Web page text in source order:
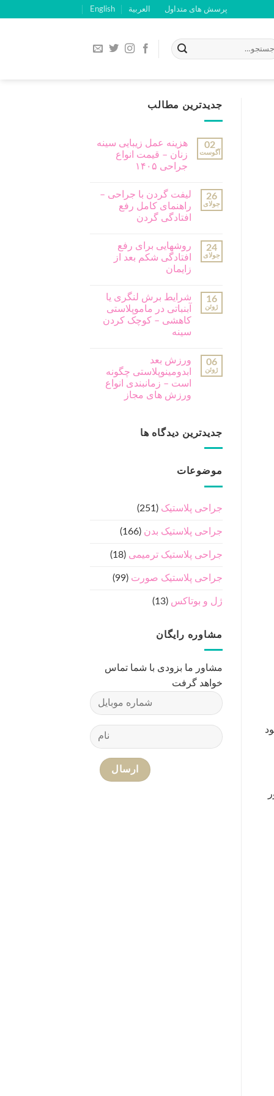
پرسش های متداول العربية English
جدیدترین مطالب
02
آگوست
هزینه عمل زیبایی سینه
زنان – قیمت انواع
جراحی ۱۴۰۵
26
جولای
لیفت گردن با جراحی –
راهنمای کامل رفع
افتادگی گردن
24
جولای
روشهایی برای رفع
افتادگی شکم بعد از
زایمان
16
ژوئن
شرایط برش لنگری یا
آبنباتی در ماموپلاستی
کاهشی – کوچک کردن
سینه
06
ژوئن
ورزش بعد
ابدومینوپلاستی چگونه
است – زمانبندی انواع
ورزش های مجاز
جدیدترین دیدگاه ها
موضوعات
جراحی پلاستیک (251)
جراحی پلاستیک بدن (166)
جراحی پلاستیک ترمیمی (18)
جراحی پلاستیک صورت (99)
ژل و بوتاکس (13)
مشاوره رایگان
مشاور ما بزودی با شما تماس
خواهد گرفت